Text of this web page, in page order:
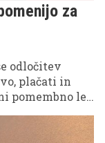
za
odločitev
plačati in
pomembno le,